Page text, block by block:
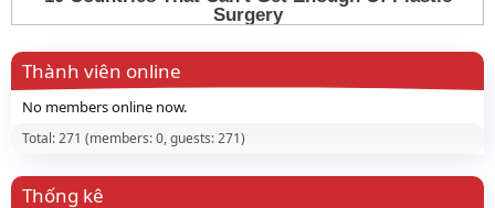
Thành viên online
No members online now.
Total: 271 (members: 0, guests: 271)
Thống kê